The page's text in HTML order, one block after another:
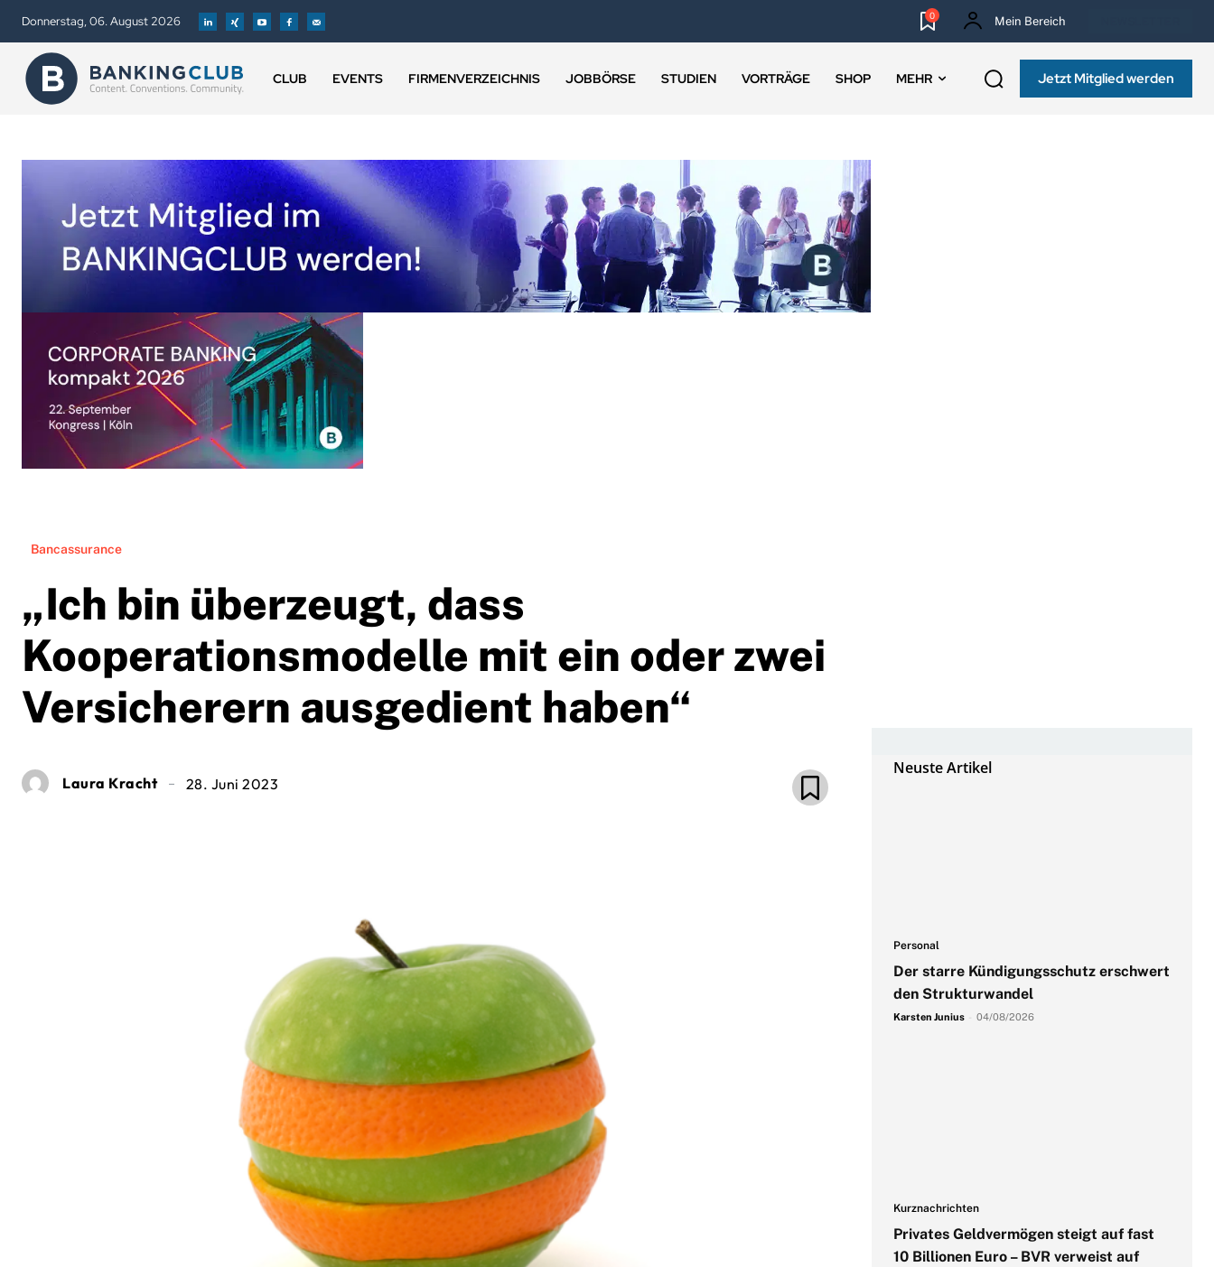
Donnerstag, 06. August 2026 0 Mein Bereich
CLUB EVENTS FIRMENVERZEICHNIS JOBBÖRSE STUDIEN VORTRÄGE SHOP MEHR Jetzt Mitglied werden
Bancassurance
„Ich bin überzeugt, dass
Kooperationsmodelle mit ein oder zwei
Versicherern ausgedient haben“
Laura Kracht 28. Juni 2023
Neuste Artikel
Personal
Der starre Kündigungsschutz erschwert
den Strukturwandel
Karsten Junius 04/08/2026
Kurznachrichten
Privates Geldvermögen steigt auf fast
10 Billionen Euro – BVR verweist auf